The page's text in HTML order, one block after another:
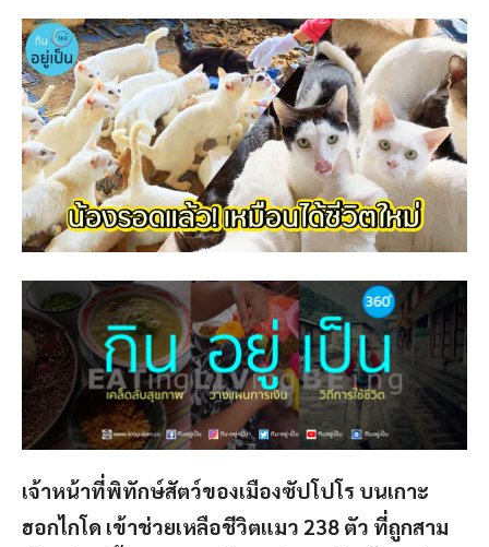
เจ้าหน้าที่พิทักษ์สัตว์ของเมืองซัปโปโร บนเกาะ
ฮอกไกโด เข้าช่วยเหลือชีวิตแมว 238 ตัว ที่ถูกสาม